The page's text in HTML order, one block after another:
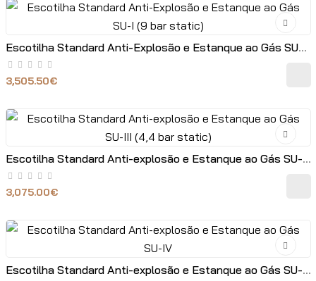
Escotilha Standard Anti-Explosão e Estanque ao Gás SU-I (9 bar static)
3,505.50€
Escotilha Standard Anti-explosão e Estanque ao Gás SU-III (4,4 bar static)
3,075.00€
Escotilha Standard Anti-explosão e Estanque ao Gás SU-IV